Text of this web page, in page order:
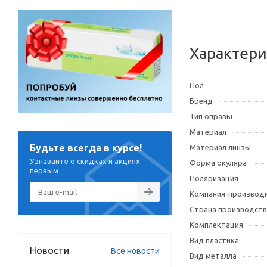
Пол
Бренд
Тип оправы
Материал
Материал линзы
Форма окуляра
Поляризация
Компания-
Страна
Комплектация
Вид пластика
Вид металла
Будьте всегда в курсе!
Узнавайте о скидках и акциях
первым
Новости Все новости